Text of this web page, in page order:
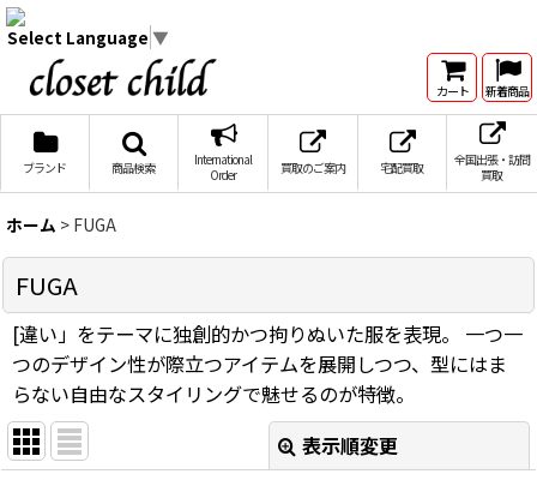
Select Language ▼
カート 新着商品
ブランド 商品検索
International
Order
買取のご案内 宅配買取
全国出張・訪問
買取
ホーム > FUGA
FUGA
[違い」をテーマに独創的かつ拘りぬいた服を表現。 一つ一
つのデザイン性が際立つアイテムを展開しつつ、型にはま
らない自由なスタイリングで魅せるのが特徴。
表示順変更